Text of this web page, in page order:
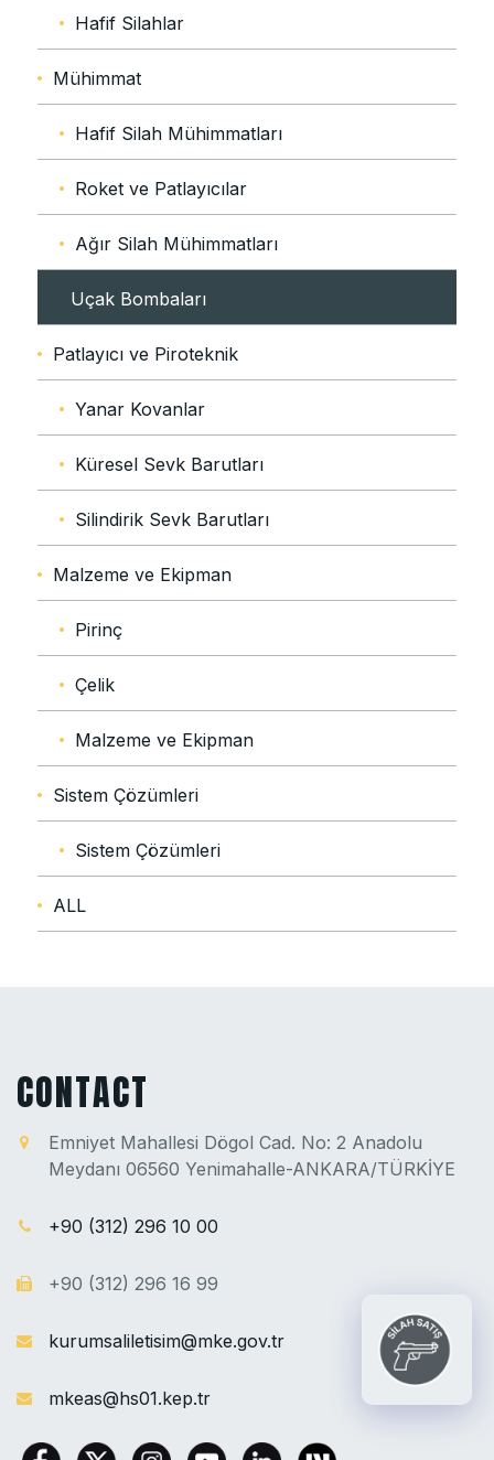
Hafif Silahlar
Mühimmat
Hafif Silah Mühimmatları
Roket ve Patlayıcılar
Ağır Silah Mühimmatları
Uçak Bombaları
Patlayıcı ve Piroteknik
Yanar Kovanlar
Küresel Sevk Barutları
Silindirik Sevk Barutları
Malzeme ve Ekipman
Pirinç
Çelik
Malzeme ve Ekipman
Sistem Çözümleri
Sistem Çözümleri
ALL
CONTACT
Emniyet Mahallesi Dögol Cad. No: 2 Anadolu
Meydanı 06560 Yenimahalle-ANKARA/TÜRKİYE
+90 (312) 296 10 00
+90 (312) 296 16 99
kurumsaliletisim@mke.gov.tr
mkeas@hs01.kep.tr